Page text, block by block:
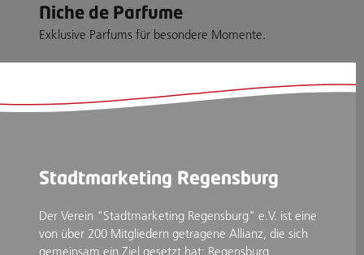
Niche de Parfume
Exklusive Parfums für besondere Momente.
Stadtmarketing Regensburg
Der Verein "Stadtmarketing Regensburg" e.V. ist eine
von über 200 Mitgliedern getragene Allianz, die sich
gemeinsam ein Ziel gesetzt hat: Regensburg